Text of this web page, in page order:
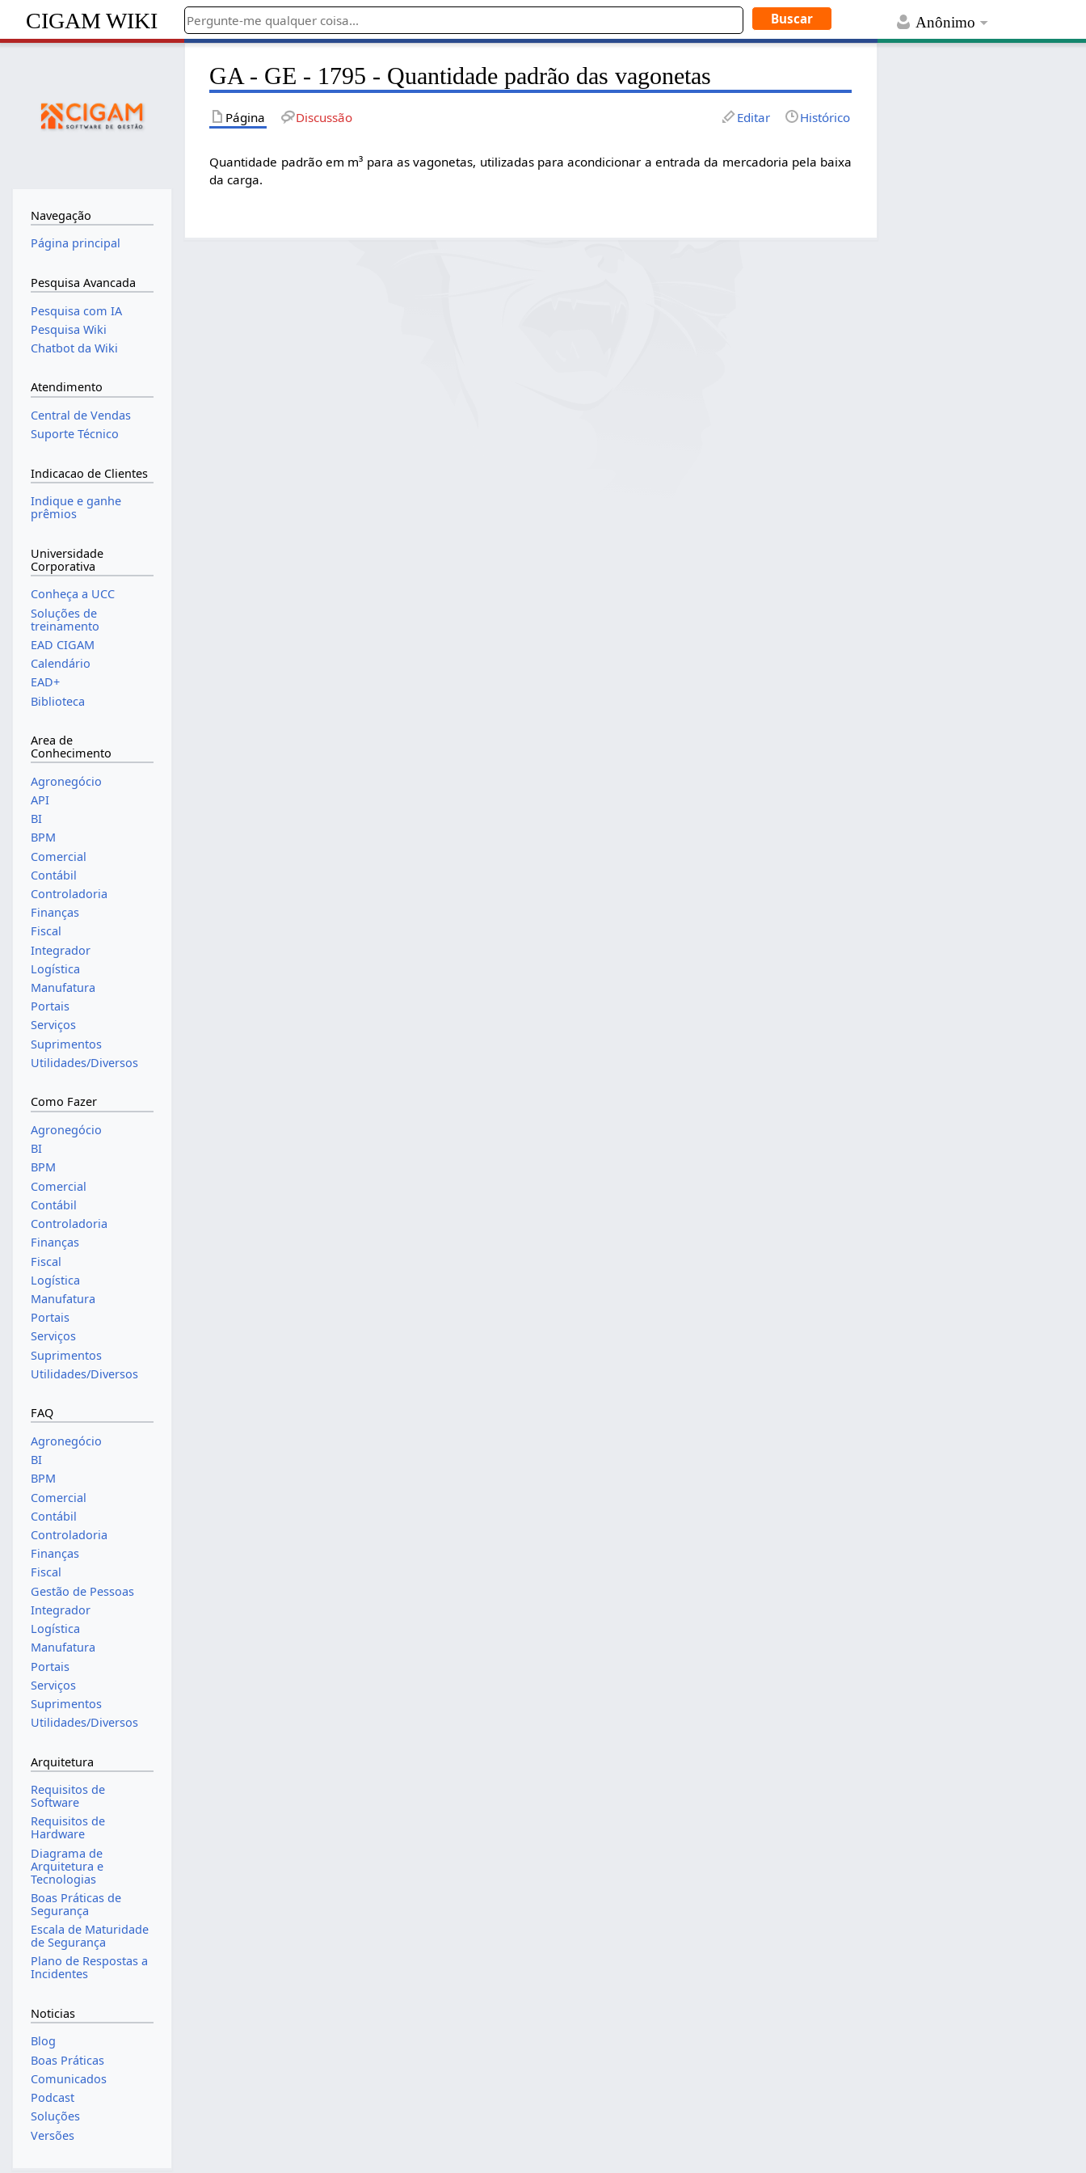
Anônimo
CIGAM WIKI
GA - GE - 1795 - Quantidade padrão das vagonetas
Página Discussão Editar Histórico
Quantidade padrão em m³ para as vagonetas, utilizadas para acondicionar a entrada da mercadoria pela baixa
da carga.
Navegação
Página principal
Pesquisa Avancada
Pesquisa com IA
Pesquisa Wiki
Chatbot da Wiki
Atendimento
Central de Vendas
Suporte Técnico
Indicacao de Clientes
Indique e ganhe
prêmios
Universidade
Corporativa
Conheça a UCC
Soluções de
treinamento
EAD CIGAM
Calendário
EAD+
Biblioteca
Area de
Conhecimento
Agronegócio
API
BI
BPM
Comercial
Contábil
Controladoria
Finanças
Fiscal
Integrador
Logística
Manufatura
Portais
Serviços
Suprimentos
Utilidades/Diversos
Como Fazer
Agronegócio
BI
BPM
Comercial
Contábil
Controladoria
Finanças
Fiscal
Logística
Manufatura
Portais
Serviços
Suprimentos
Utilidades/Diversos
FAQ
Agronegócio
BI
BPM
Comercial
Contábil
Controladoria
Finanças
Fiscal
Gestão de Pessoas
Integrador
Logística
Manufatura
Portais
Serviços
Suprimentos
Utilidades/Diversos
Arquitetura
Requisitos de
Software
Requisitos de
Hardware
Diagrama de
Arquitetura e
Tecnologias
Boas Práticas de
Segurança
Escala de Maturidade
de Segurança
Plano de Respostas a
Incidentes
Noticias
Blog
Boas Práticas
Comunicados
Podcast
Soluções
Versões